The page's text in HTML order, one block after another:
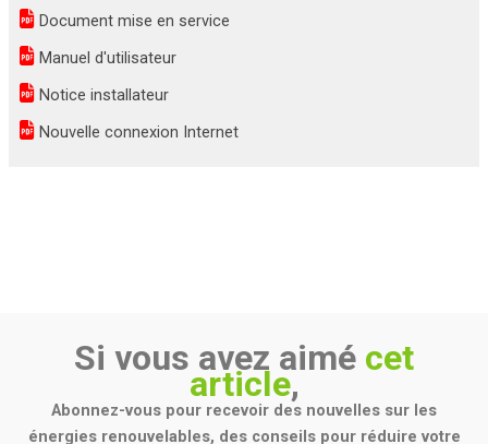
Document mise en service
Manuel d'utilisateur
Notice installateur
Nouvelle connexion Internet
Si vous avez aimé cet
article,
Abonnez-vous pour recevoir des nouvelles sur les
énergies renouvelables, des conseils pour réduire votre